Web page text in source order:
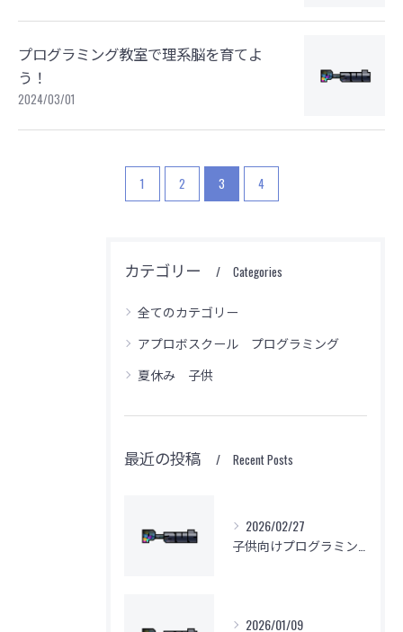
プログラミング教室で理系脳を育てよ
う！
2024/03/01
1 2 3 4
カテゴリー Categories
全てのカテゴリー
アプロボスクール プログラミング
夏休み 子供
最近の投稿 Recent Posts
2026/02/27
2026/01/09
無料体験のご予約はこちら
無料体験のご予約はこちら
無料体験のご予約はこちら